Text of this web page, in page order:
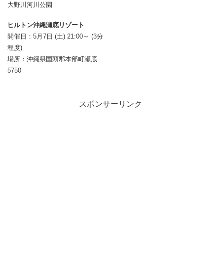
大野川河川公園
ヒルトン沖縄瀬底リゾート
開催日：5月7日 (土) 21:00～ (3分
程度)
場所：沖縄県国頭郡本部町瀬底
5750
スポンサーリンク